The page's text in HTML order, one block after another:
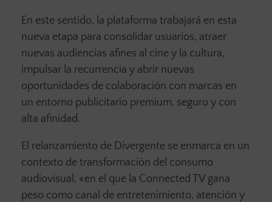
En este sentido, la plataforma trabajará en esta
nueva etapa para consolidar usuarios, atraer
nuevas audiencias afines al cine y la cultura,
impulsar la recurrencia y abrir nuevas
oportunidades de colaboración con marcas en
un entorno publicitario premium, seguro y con
alta afinidad.
El relanzamiento de Divergente se enmarca en un
contexto de transformación del consumo
audiovisual, «en el que la Connected TV gana
peso como canal de entretenimiento, atención y